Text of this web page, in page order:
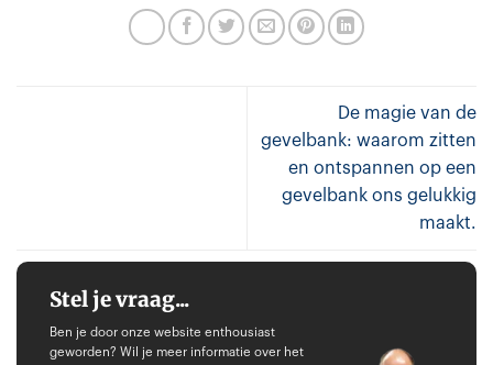
De magie van de
gevelbank: waarom zitten
en ontspannen op een
gevelbank ons gelukkig
maakt.
Stel je vraag...
Ben je door onze website enthousiast
geworden? Wil je meer informatie over het